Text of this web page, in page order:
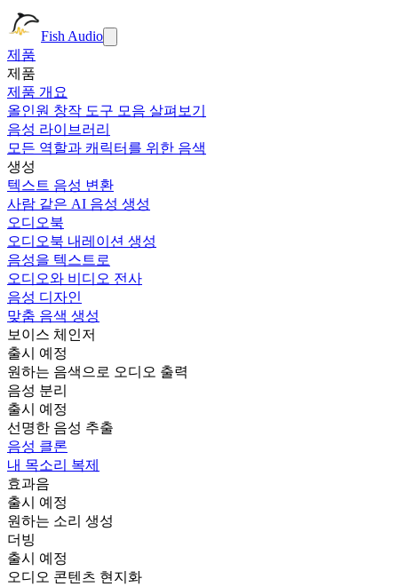
Fish Audio
제품
제품
제품 개요
올인원 창작 도구 모음 살펴보기
음성 라이브러리
모든 역할과 캐릭터를 위한 음색
생성
텍스트 음성 변환
사람 같은 AI 음성 생성
오디오북
오디오북 내레이션 생성
음성을 텍스트로
오디오와 비디오 전사
음성 디자인
맞춤 음색 생성
보이스 체인저
출시 예정
원하는 음색으로 오디오 출력
음성 분리
출시 예정
선명한 음성 추출
음성 클론
내 목소리 복제
효과음
출시 예정
원하는 소리 생성
더빙
출시 예정
오디오 콘텐츠 현지화